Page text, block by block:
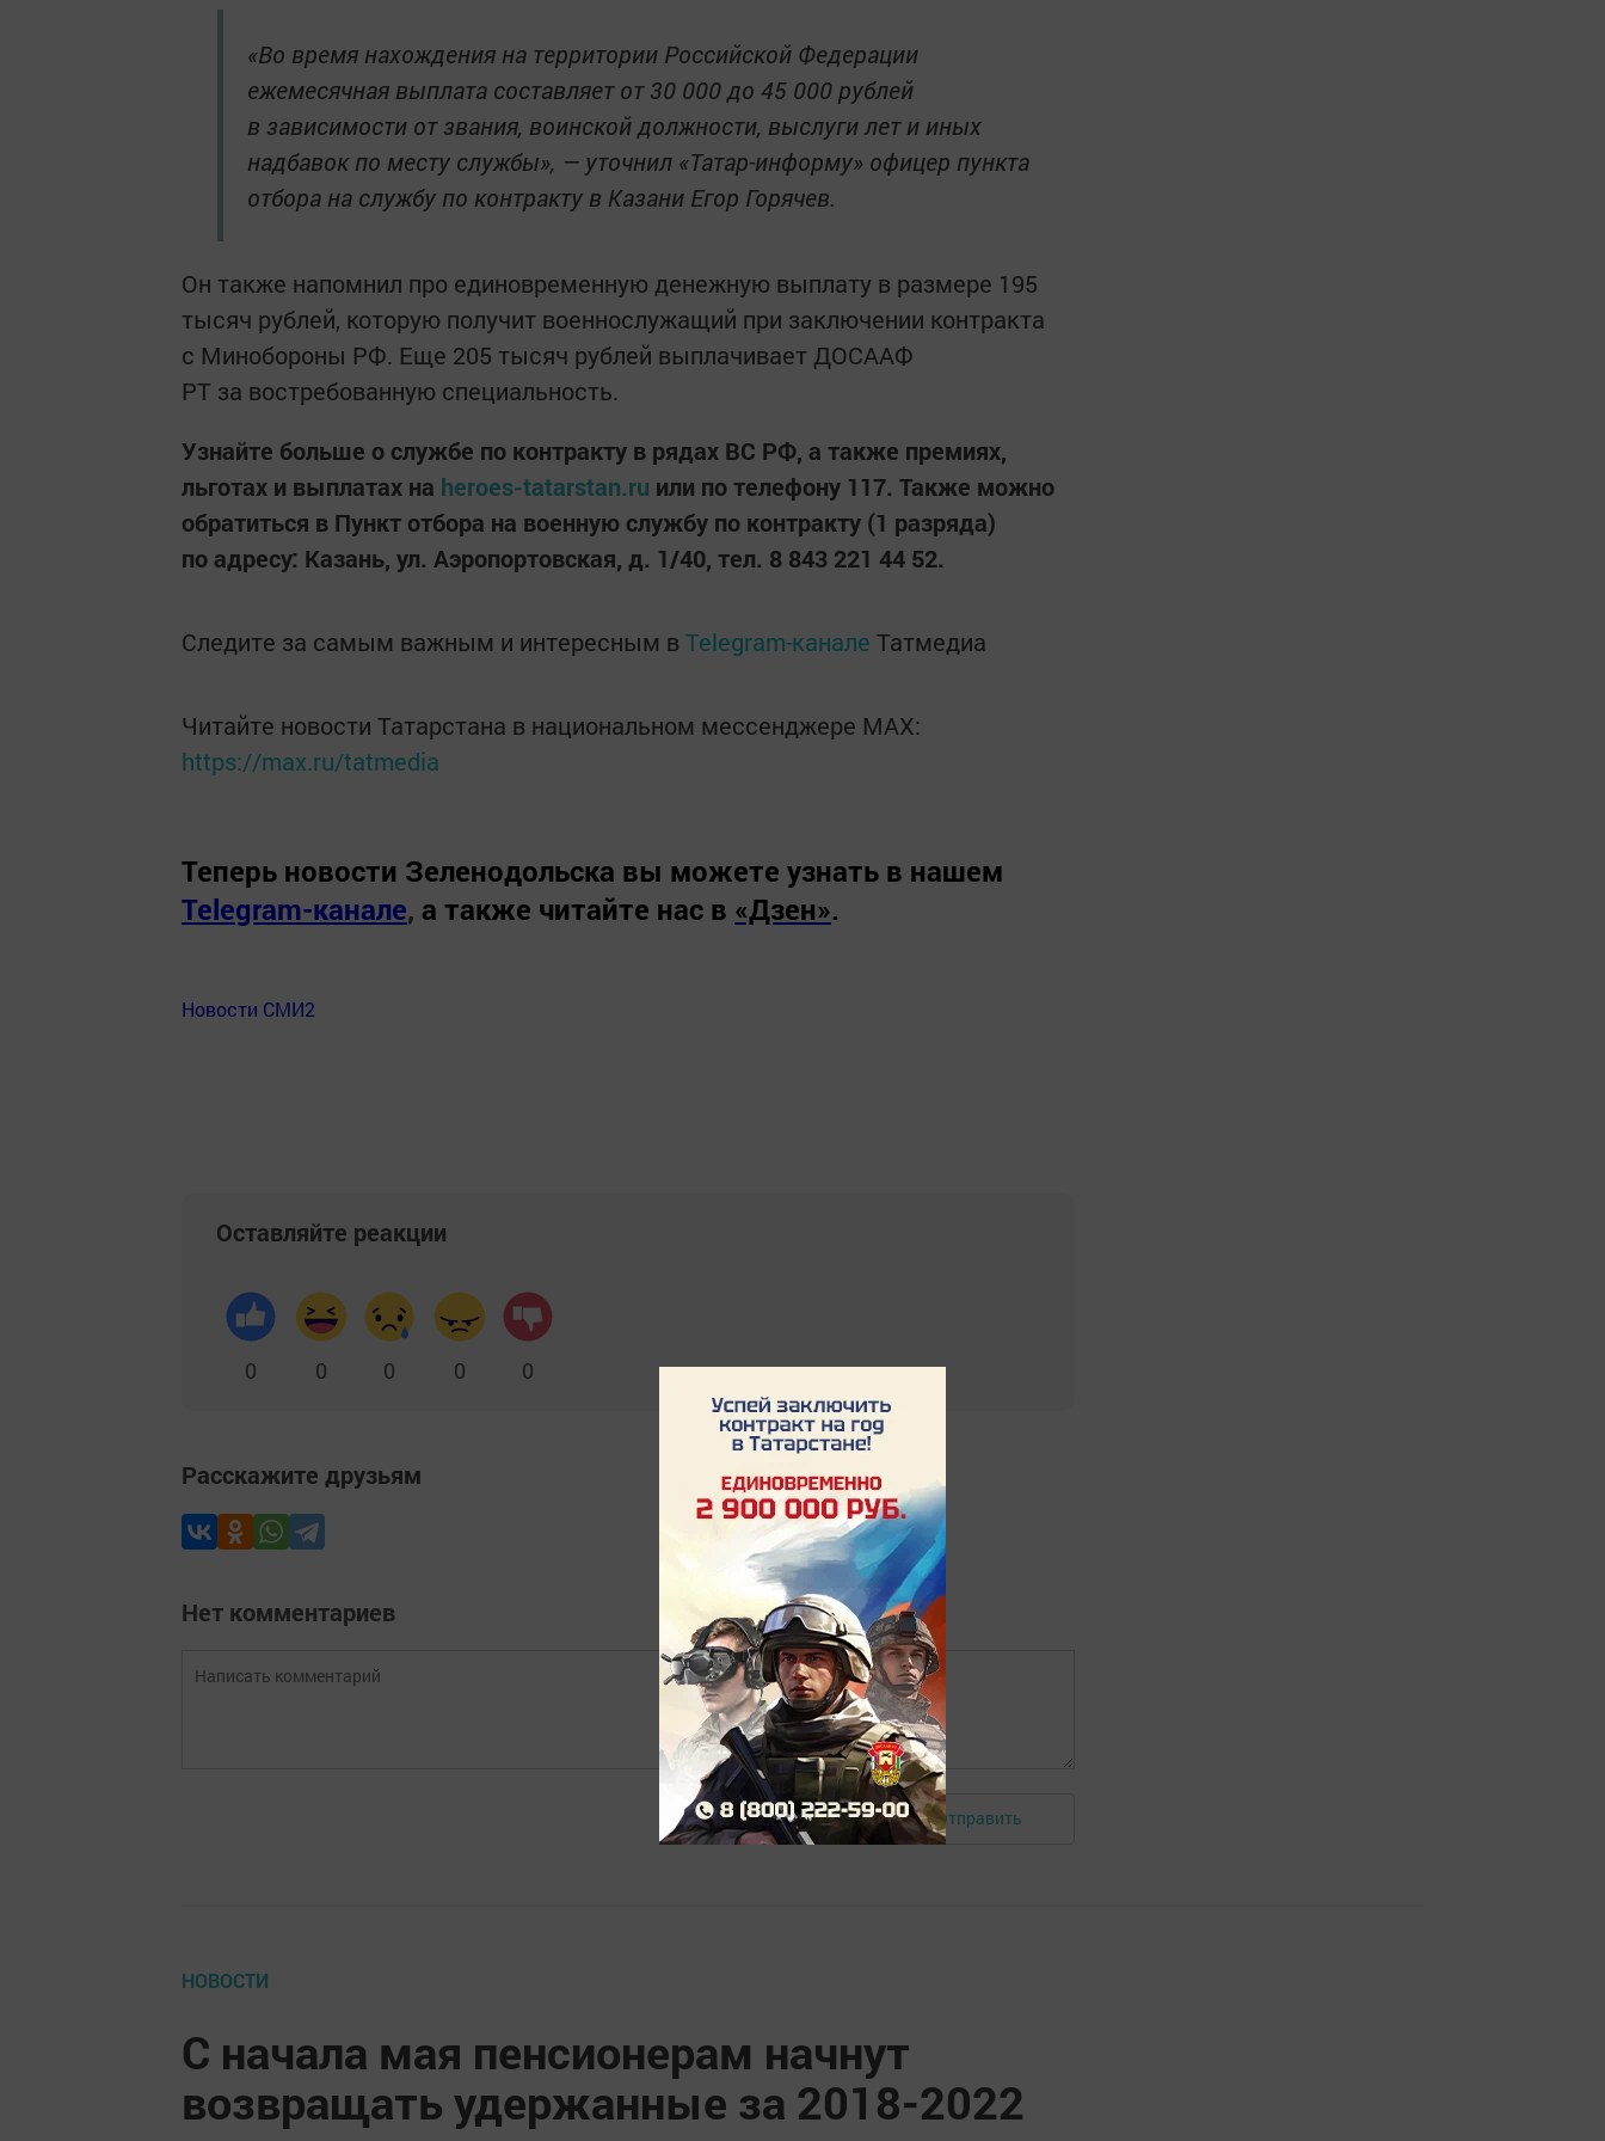
«Во время нахождения на территории Российской Федерации
ежемесячная выплата составляет от 30 000 до 45 000 рублей
в зависимости от звания, воинской должности, выслуги лет и иных
надбавок по месту службы», — уточнил «Татар-информу» офицер пункта
отбора на службу по контракту в Казани Егор Горячев.
Он также напомнил про единовременную денежную выплату в размере 195
тысяч рублей, которую получит военнослужащий при заключении контракта
с Минобороны РФ. Еще 205 тысяч рублей выплачивает ДОСААФ
РТ за востребованную специальность.
Узнайте больше о службе по контракту в рядах ВС РФ, а также премиях,
льготах и выплатах на heroes-tatarstan.ru или по телефону 117. Также можно
обратиться в Пункт отбора на военную службу по контракту (1 разряда)
по адресу: Казань, ул. Аэропортовская, д. 1/40, тел. 8 843 221 44 52.
Следите за самым важным и интересным в Telegram-канале Татмедиа
Читайте новости Татарстана в национальном мессенджере MАХ:
https://max.ru/tatmedia
Теперь новости Зеленодольска вы можете узнать в нашем
Telegram-канале, а также читайте нас в «Дзен».
Новости СМИ2
Оставляйте реакции
0 0 0 0 0
Расскажите друзьям
Нет комментариев
Авторизоваться Отправить
НОВОСТИ
С начала мая пенсионерам начнут
возвращать удержанные за 2018-2022